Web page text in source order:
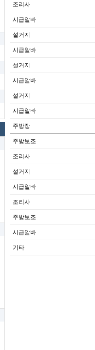
조리사
시급알바
설거지
시급알바
설거지
시급알바
설거지
시급알바
주방장
주방보조
조리사
설거지
시급알바
조리사
주방보조
시급알바
기타